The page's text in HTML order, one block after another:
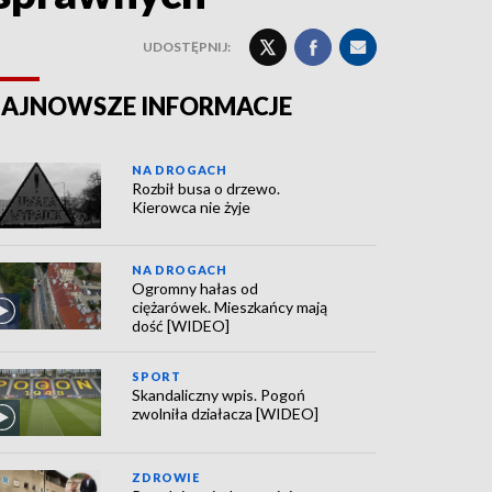
UDOSTĘPNIJ:
INFORMACJE
NA DROGACH
Rozbił busa o drzewo.
Kierowca nie żyje
NA DROGACH
Ogromny hałas od
ciężarówek. Mieszkańcy mają
dość [WIDEO]
SPORT
Skandaliczny wpis. Pogoń
zwolniła działacza [WIDEO]
ZDROWIE